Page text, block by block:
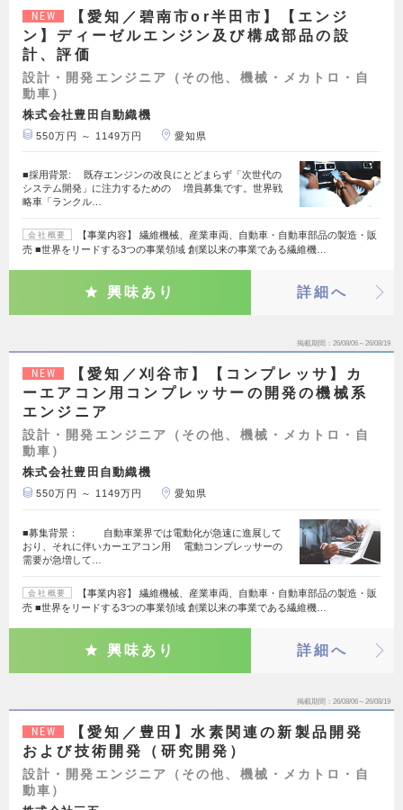
NEW
【愛知／碧南市or半田市】【エンジ
ン】ディーゼルエンジン及び構成部品の設
計、評価
設計・開発エンジニア（その他、機械・メカトロ・自
動車）
株式会社豊田自動織機
550万円 ～ 1149万円 愛知県
■採用背景: 既存エンジンの改良にとどまらず「次世代の
システム開発」に注力するための 増員募集です。世界戦
略車「ランクル…
会社概要
【事業内容】 繊維機械、産業車両、自動車・自動車部品の製造・販
売 ■世界をリードする3つの事業領域 創業以来の事業である繊維機…
興味あり 詳細へ
掲載期間 26/08/06～26/08/19
NEW
【愛知／刈谷市】【コンプレッサ】カ
ーエアコン用コンプレッサーの開発の機械系
エンジニア
設計・開発エンジニア（その他、機械・メカトロ・自
動車）
株式会社豊田自動織機
550万円 ～ 1149万円 愛知県
■募集背景： 自動車業界では電動化が急速に進展して
おり、それに伴いカーエアコン用 電動コンプレッサーの
需要が急増して…
会社概要
【事業内容】 繊維機械、産業車両、自動車・自動車部品の製造・販
売 ■世界をリードする3つの事業領域 創業以来の事業である繊維機…
興味あり 詳細へ
掲載期間 26/08/06～26/08/19
NEW
【愛知／豊田】水素関連の新製品開発
および技術開発（研究開発）
設計・開発エンジニア（その他、機械・メカトロ・自
動車）